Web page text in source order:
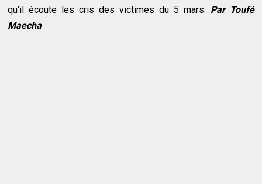
qu'il écoute les cris des victimes du 5 mars. Par Toufé
Maecha